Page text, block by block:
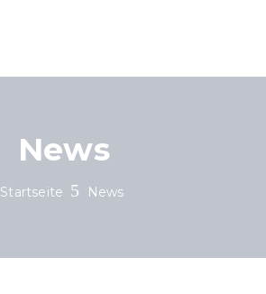
News
Startseite News